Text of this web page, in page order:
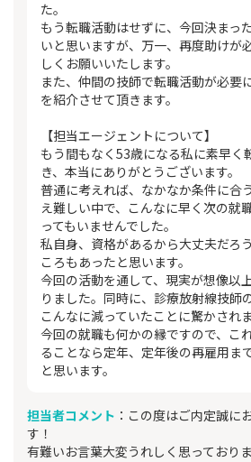
た。
もう転職活動はせずに、今回決まっ
いと思いますが、万一、再度助けが
しくお願いいたします。
また、仲間の技師で転職活動が必要
を紹介させて頂きます。
【担当エージェントについて】
もう間もなく53歳になる私に素早く
き、本当にありがとうございます。
普通に考えれば、なかなか条件に合
え難しい中で、こんなに早く次の就
ってもいませんでした。
私自身、資格があるから大丈夫だろ
ころもあったと思います。
今回の活動を通して、現実が想像以
りました。同時に、診療放射線技師
こんなに減っていたことに驚かされま
今回の就職も何かの縁ですので、こ
ることなら定年、定年後の再雇用ま
と思います。
担当者コメント ：この度はご内定誠に
す！
有難いお言葉大変うれしく思っておりま